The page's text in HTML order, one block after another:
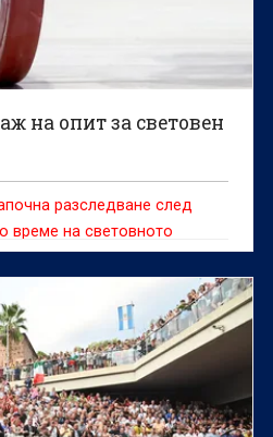
на опит за световен
разследване след
време на световното
силов трибой, при който
да атакува световен